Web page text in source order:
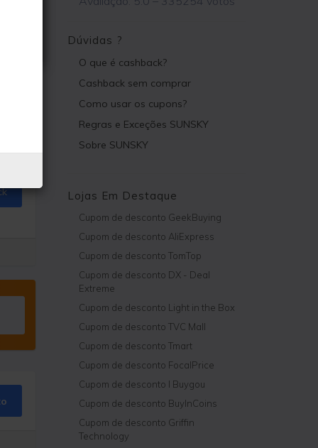
Dúvidas ?
O que é cashback?
Cashback sem comprar
Como usar os cupons?
Regras e Exceções SUNSKY
Sobre SUNSKY
Lojas Em Destaque
Cupom de desconto GeekBuying
Cupom de desconto AliExpress
Cupom de desconto TomTop
Cupom de desconto DX - Deal
Extreme
Cupom de desconto Light in the Box
Cupom de desconto TVC Mall
Cupom de desconto Tmart
Cupom de desconto FocalPrice
Cupom de desconto I Buygou
Cupom de desconto BuyInCoins
Cupom de desconto Griffin
Technology